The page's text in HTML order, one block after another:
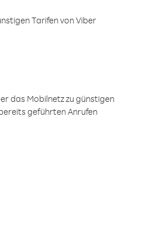
Tarifen von Viber
das Mobilnetz zu günstigen
geführten Anrufen